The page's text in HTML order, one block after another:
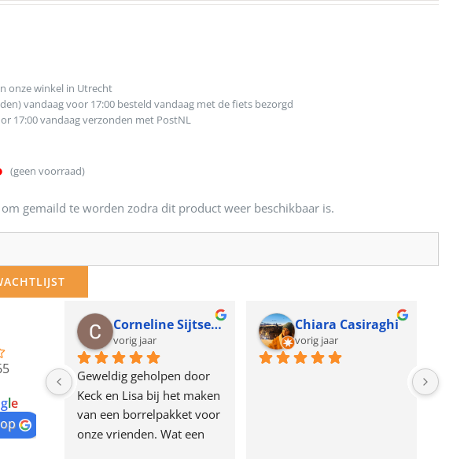
onze winkel in Utrecht
vandaag voor 17:00 besteld vandaag met de fiets bezorgd
17:00 vandaag verzonden met PostNL
(geen voorraad)
gemaild te worden zodra dit product weer beschikbaar is.
gle
Waar
Corneline Sijtsema
vorig jaar
Geweldig geholpen door
Keck en Lisa bij het maken
van een borrelpakket voor
onze vrienden. Wat een
Chiara Casiraghi
vorig jaar